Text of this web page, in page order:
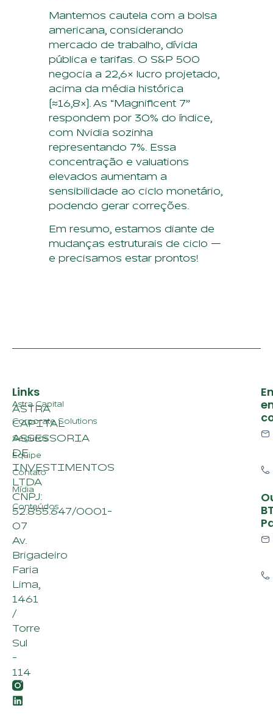
Mantemos cautela com a bolsa
americana, considerando
mercado de trabalho, dívida
pública e tarifas. O S&P 500
negocia a 22,6× lucro projetado,
acima da média histórica
(≈16,8×). As “Magnificent 7”
respondem por 30% do índice,
com Nvidia sozinha
representando 7%. Essa
concentração e valuations
elevados aumentam a
sensibilidade ao ciclo monetário,
podendo gerar correções.
Em resumo, estamos diante de
mudanças estruturais de ciclo —
e precisamos estar prontos!
ASTRA
CAPITAL
ASSESSORIA
DE
INVESTIMENTOS
LTDA
CNPJ:
52.855.647/0001-
07
Av.
Brigadeiro
Faria
Lima,
1461
/
Torre
Sul
-
114
Links
Astra Capital
Corporate Solutions
Seguros
Equipe
Contato
Mídia
Conteúdos